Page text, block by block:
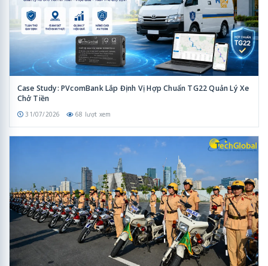
Case Study: PVcomBank Lắp Định Vị Hợp Chuẩn TG22 Quản Lý Xe
Chở Tiền
31/07/2026 68 lượt xem